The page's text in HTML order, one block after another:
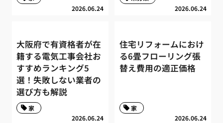
2026.06.24 2026.06.24
大阪府で有資格者が在
籍する電気工事会社お
すすめランキング5
選！失敗しない業者の
選び方も解説
2026.06.24
家
住宅リフォームにおけ
る6畳フローリング張
替え費用の適正価格
2026.06.24
家